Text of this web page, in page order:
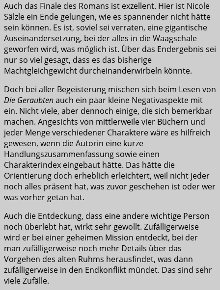
Auch das Finale des Romans ist exzellent. Hier ist Nicole
Sälzle ein Ende gelungen, wie es spannender nicht hätte
sein können. Es ist, soviel sei verraten, eine gigantische
Auseinandersetzung, bei der alles in die Waagschale
geworfen wird, was möglich ist. Über das Endergebnis sei
nur so viel gesagt, dass es das bisherige
Machtgleichgewicht durcheinanderwirbeln könnte.
Doch bei aller Begeisterung mischen sich beim Lesen von
Die Geraubtenauch ein paar kleine Negativaspekte mit
ein. Nicht viele, aber dennoch einige, die sich bemerkbar
machen. Angesichts von mittlerweile vier Büchern und
jeder Menge verschiedener Charaktere wäre es hilfreich
gewesen, wenn die Autorin eine kurze
Handlungszusammenfassung sowie einen
Charakterindex eingebaut hätte. Das hätte die
Orientierung doch erheblich erleichtert, weil nicht jeder
noch alles präsent hat, was zuvor geschehen ist oder wer
was vorher getan hat.
Auch die Entdeckung, dass eine andere wichtige Person
noch überlebt hat, wirkt sehr gewollt. Zufälligerweise
wird er bei einer geheimen Mission entdeckt, bei der
man zufälligerweise noch mehr Details über das
Vorgehen des alten Ruhms herausfindet, was dann
zufälligerweise in den Endkonflikt mündet. Das sind sehr
viele Zufälle.